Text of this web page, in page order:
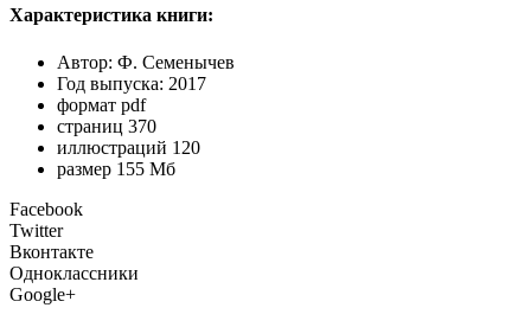
Характеристика книги:
Автор: Ф. Семенычев
Год выпуска: 2017
формат pdf
страниц 370
иллюстраций 120
размер 155 Мб
Facebook
Twitter
Вконтакте
Одноклассники
Google+